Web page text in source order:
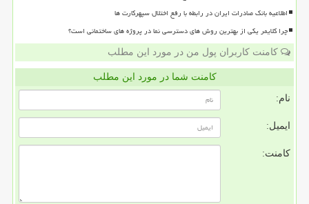
اطلاعیه بانک صادرات ایران در رابطه با رفع اختلال سپهرکارت ها
چرا کلایمر یکی از بهترین روش های دسترسی نما در پروژه های ساختمانی است؟
کامنت کاربران پول من در مورد این مطلب
کامنت شما در مورد این مطلب
نام:
ایمیل:
کامنت: